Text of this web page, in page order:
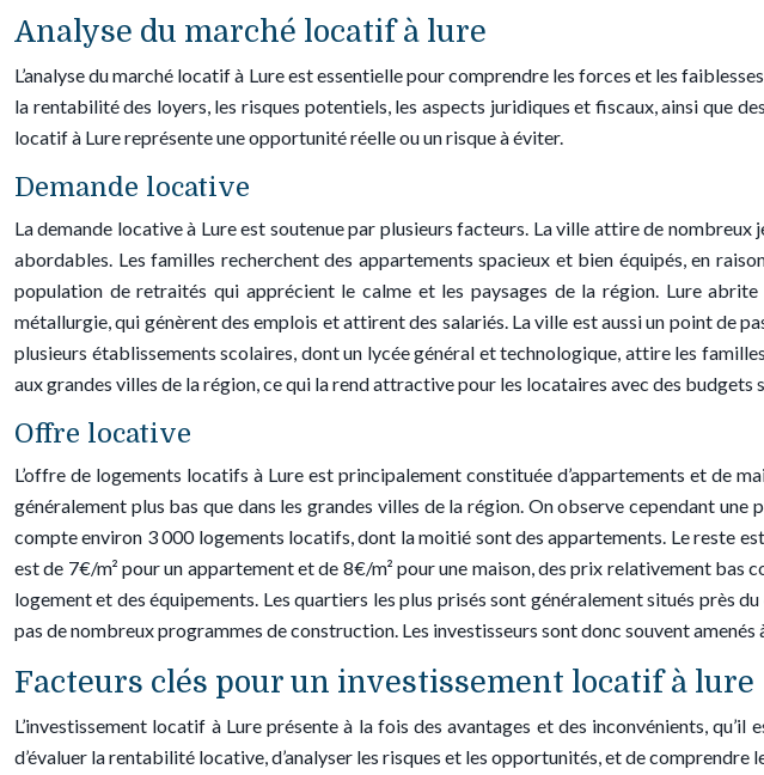
Analyse du marché locatif à lure
L’analyse du marché locatif à Lure est essentielle pour comprendre les forces et les
la rentabilité des loyers, les risques potentiels, les aspects juridiques et fiscaux, ainsi que
locatif à Lure représente une opportunité réelle ou un risque à éviter.
Demande locative
La demande locative à Lure est soutenue par plusieurs facteurs. La ville attire de
abordables. Les familles recherchent des appartements spacieux et bien équipés, en
population de retraités qui apprécient le calme et les paysages de la région. Lure
métallurgie, qui génèrent des emplois et attirent des salariés. La ville est aussi un point de
plusieurs établissements scolaires, dont un lycée général et technologique, attire les
aux grandes villes de la région, ce qui la rend attractive pour les locataires avec des budgets
Offre locative
L’offre de logements locatifs à Lure est principalement constituée d’appartements et de
généralement plus bas que dans les grandes villes de la région. On observe cependant
compte environ 3 000 logements locatifs, dont la moitié sont des appartements. Le reste
est de 7€/m² pour un appartement et de 8€/m² pour une maison, des prix relativement
logement et des équipements. Les quartiers les plus prisés sont généralement situés près
pas de nombreux programmes de construction. Les investisseurs sont donc souvent amenés
Facteurs clés pour un investissement locatif à lure
L’investissement locatif à Lure présente à la fois des avantages et des inconvénients,
d’évaluer la rentabilité locative, d’analyser les risques et les opportunités, et de